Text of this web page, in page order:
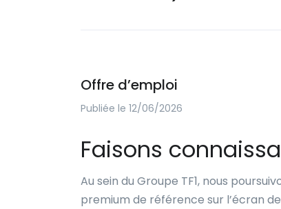
Offre d’emploi
Publiée le 12/06/2026
Faisons
Au sein du Groupe TF1, nous
premium de référence sur l’écran